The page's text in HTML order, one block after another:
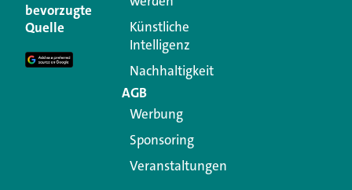
Ihre E-Mail-Adresse wird nicht veröffentlicht.
Erforderliche Felder sind mit
Kommentar
bevorzugte
Quelle
Künstliche
Intelligenz
Nachhaltigkeit
AGB
Werbung
Sponsoring
Veranstaltungen